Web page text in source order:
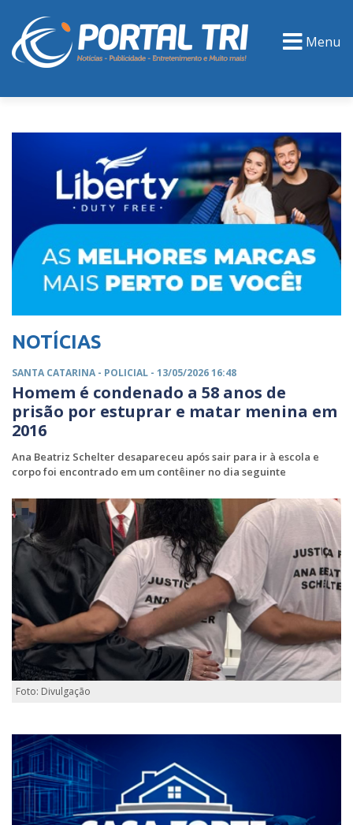
Menu
NOTÍCIAS
SANTA CATARINA - POLICIAL - 13/05/2026 16:48
Homem é condenado a 58 anos de
prisão por estuprar e matar menina em
2016
Ana Beatriz Schelter desapareceu após sair para ir à escola e
corpo foi encontrado em um contêiner no dia seguinte
Foto: Divulgação